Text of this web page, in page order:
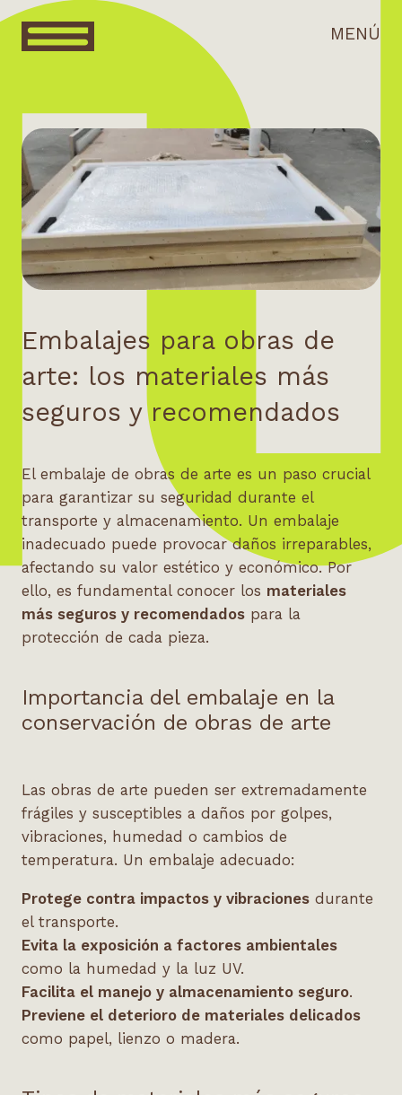
MENÚ
Embalajes para obras de
arte: los materiales más
seguros y recomendados
El embalaje de obras de arte es un paso crucial
para garantizar su seguridad durante el
transporte y almacenamiento. Un embalaje
inadecuado puede provocar daños irreparables,
afectando su valor estético y económico. Por
ello, es fundamental conocer los materiales
más seguros y recomendadospara la
protección de cada pieza.
Importancia del embalaje en la
conservación de obras de arte
Las obras de arte pueden ser extremadamente
frágiles y susceptibles a daños por golpes,
vibraciones, humedad o cambios de
temperatura. Un embalaje adecuado:
Protege contra impactos y vibracionesdurante
el transporte.
Evita la exposición a factores ambientales
como la humedad y la luz UV.
Facilita el manejo y almacenamiento seguro.
Previene el deterioro de materiales delicados
como papel, lienzo o madera.